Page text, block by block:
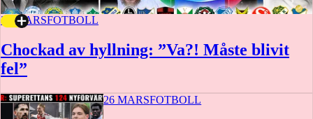
31 MARSFOTBOLL
Chockad av hyllning: ”Va?! Måste blivit
fel”
26 MARSFOTBOLL